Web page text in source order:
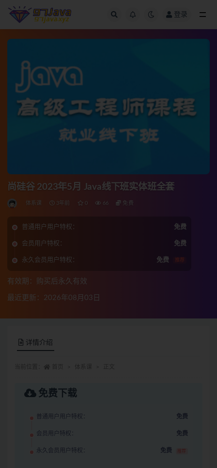
登录
尚硅谷 2023年5月 Java线下班实体班全套
体系课 3年前 0 66 免费
普通用户用户特权： 免费
会员用户特权： 免费
永久会员用户特权： 免费 推荐
有效期：购买后永久有效
最近更新：2026年08月03日
详情介绍
免费下载
普通用户用户特权： 免费
会员用户特权： 免费
永久会员用户特权： 免费 推荐